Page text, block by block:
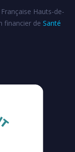
Hauts-de-
financier de Santé